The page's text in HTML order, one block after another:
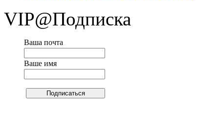
VIP@Подписка
Ваша почта
Ваше имя